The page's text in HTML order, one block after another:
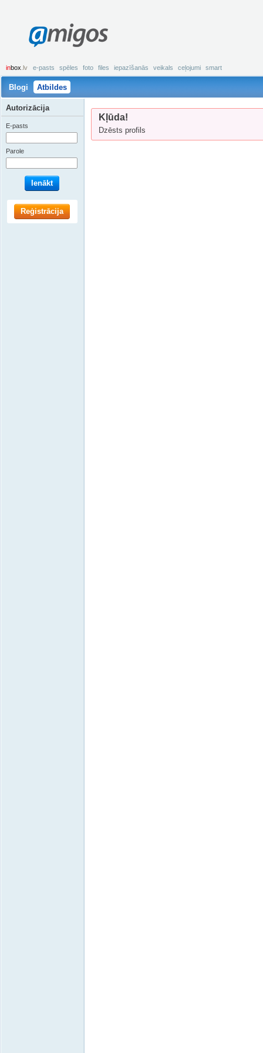
amigos
inbox .lv e-pasts spēles foto files iepazīšanās veikals ceļojumi smart
Blogi Atbildes
Kļūda!
Dzēsts profils
Autorizācija
E-pasts
Parole
Ienākt
Reģistrācija